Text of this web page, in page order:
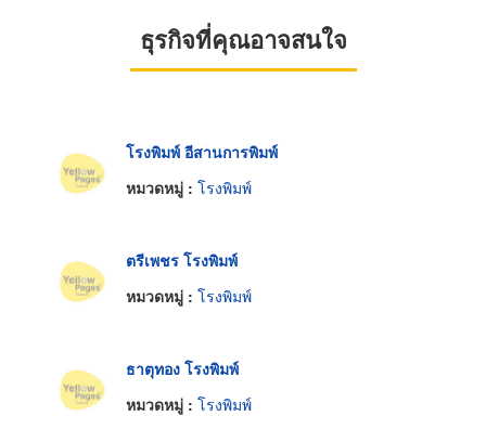
ธุรกิจที่คุณอาจสนใจ
โรงพิมพ์ อีสานการพิมพ์
หมวดหมู่ : โรงพิมพ์
ตรีเพชร โรงพิมพ์
หมวดหมู่ : โรงพิมพ์
ธาตุทอง โรงพิมพ์
หมวดหมู่ : โรงพิมพ์